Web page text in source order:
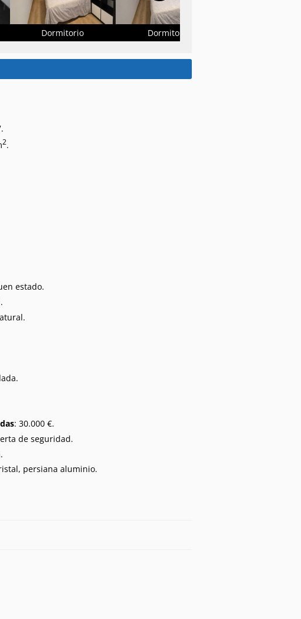
Dormitorio Dormitorio
2.
estado.
: 30.000 €.
de seguridad.
persiana aluminio.